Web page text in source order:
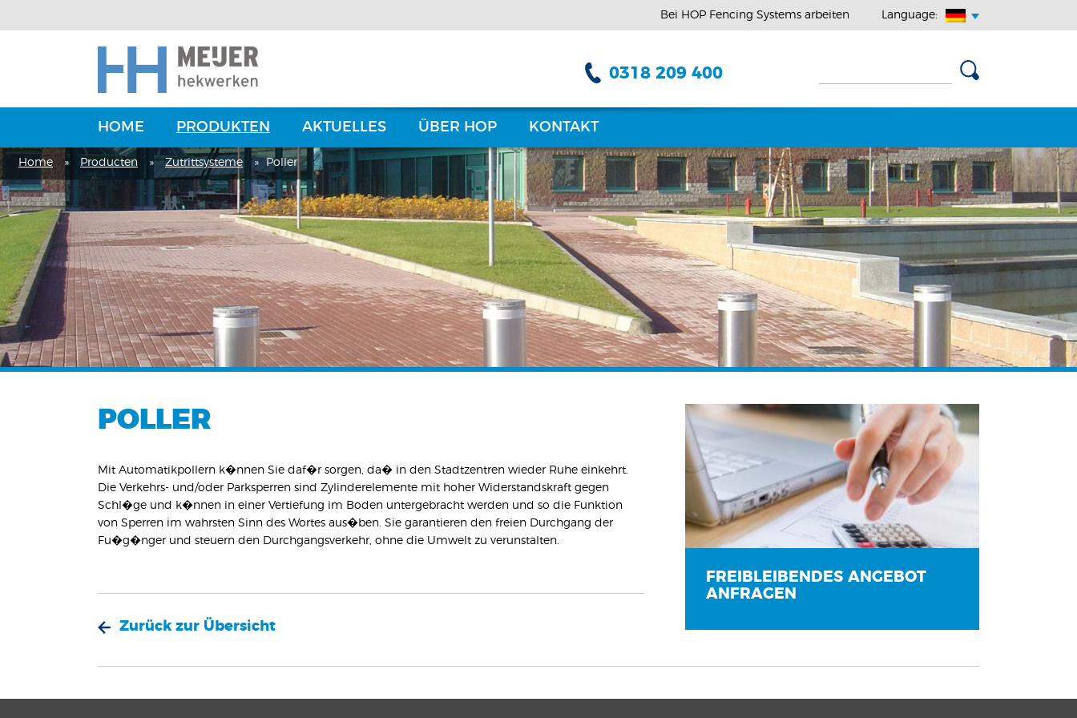
Bei HOP Fencing Systems arbeiten Language:
0318 209 400
HOME PRODUKTEN AKTUELLES ÜBER HOP KONTAKT
Home » Producten » Zutrittsysteme » Poller
POLLER
Mit Automatikpollern k�nnen Sie daf�r sorgen, da� in den Stadtzentren wieder Ruhe einkehrt.
Die Verkehrs- und/oder Parksperren sind Zylinderelemente mit hoher Widerstandskraft gegen
Schl�ge und k�nnen in einer Vertiefung im Boden untergebracht werden und so die Funktion
von Sperren im wahrsten Sinn des Wortes aus�ben. Sie garantieren den freien Durchgang der
Fu�g�nger und steuern den Durchgangsverkehr, ohne die Umwelt zu verunstalten.
Zurück zur Übersicht
FREIBLEIBENDES ANGEBOT
ANFRAGEN